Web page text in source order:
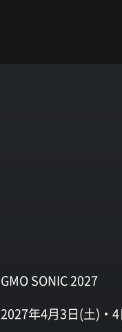
GMO SONIC 2027
2027年4月3日(土)・